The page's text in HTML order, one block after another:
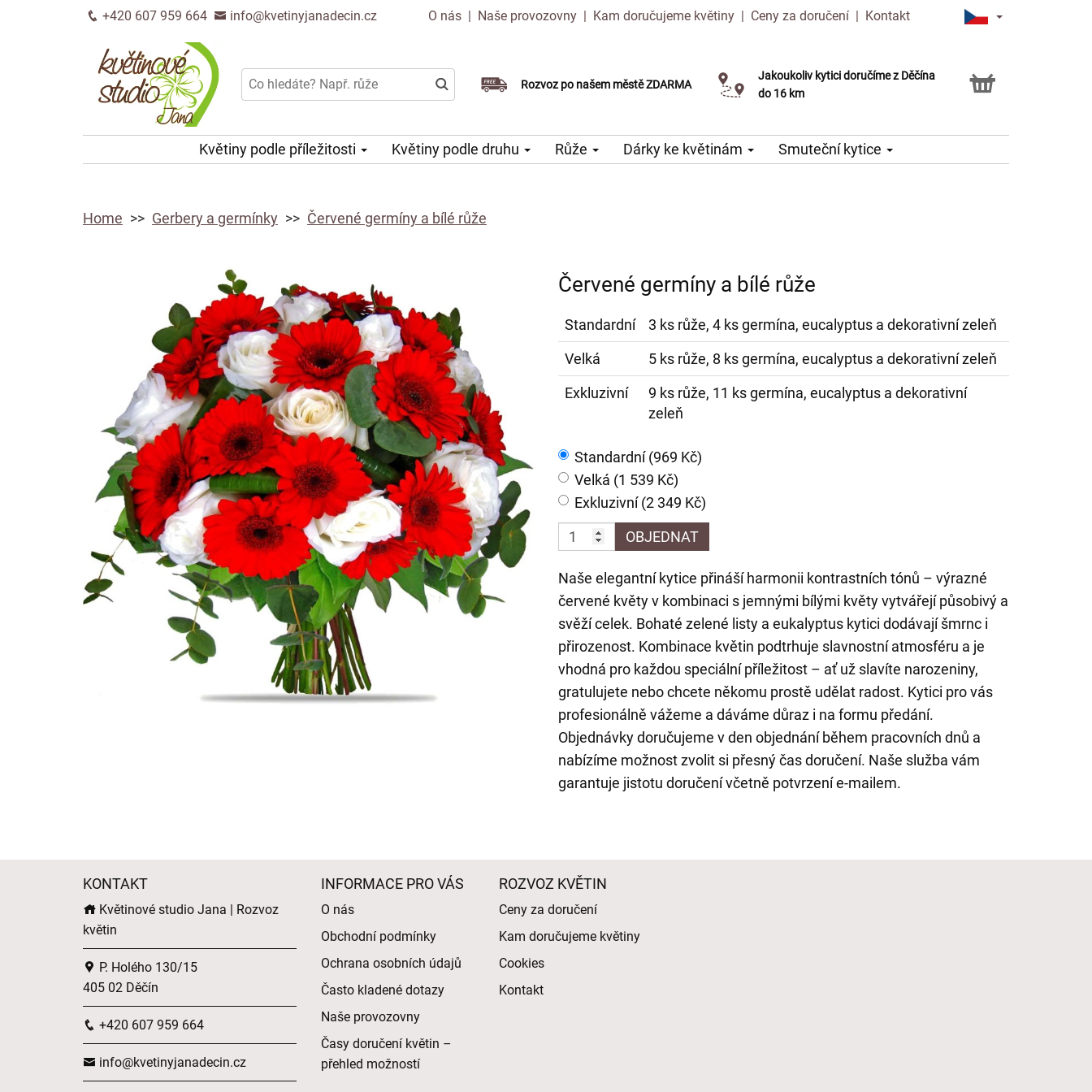
+420 607 959 664 info@kvetinyjanadecin.cz O nás | Naše provozovny | Kam doručujeme květiny | Ceny za doručení | Kontakt
Rozvoz po našem městě ZDARMA
Doručujeme již v den objednávky
Možný výběr času a dne doručení
Jakoukoliv kytici doručíme z Děčína
do 16 km
Možnost vyzvednout v naší květince
Květiny podle příležitosti Květiny podle druhu Růže Dárky ke květinám Smuteční kytice
Home Gerbery a germínky Červené germíny a bílé růže
Červené germíny a bílé růže
Standardní
3 ks růže, 4 ks germína, eucalyptus a dekorativní zeleň
Velká
5 ks růže, 8 ks germína, eucalyptus a dekorativní zeleň
Exkluzivní
9 ks růže, 11 ks germína, eucalyptus a dekorativní
zeleň
Standardní (969 Kč)
Velká (1 539 Kč)
Exkluzivní (2 349 Kč)
OBJEDNAT
Naše elegantní kytice přináší harmonii kontrastních tónů – výrazné
červené květy v kombinaci s jemnými bílými květy vytvářejí působivý a
svěží celek. Bohaté zelené listy a eukalyptus kytici dodávají šmrnc i
přirozenost. Kombinace květin podtrhuje slavnostní atmosféru a je
vhodná pro každou speciální příležitost – ať už slavíte narozeniny,
gratulujete nebo chcete někomu prostě udělat radost. Kytici pro vás
profesionálně vážeme a dáváme důraz i na formu předání.
Objednávky doručujeme v den objednání během pracovních dnů a
nabízíme možnost zvolit si přesný čas doručení. Naše služba vám
garantuje jistotu doručení včetně potvrzení e-mailem.
KONTAKT
Květinové studio Jana | Rozvoz
květin
P. Holého 130/15
405 02 Děčín
+420 607 959 664
info@kvetinyjanadecin.cz
INFORMACE PRO VÁS
O nás
Obchodní podmínky
Ochrana osobních údajů
Často kladené dotazy
Naše provozovny
Časy doručení květin –
přehled možností
ROZVOZ KVĚTIN
Ceny za doručení
Kam doručujeme květiny
Cookies
Kontakt